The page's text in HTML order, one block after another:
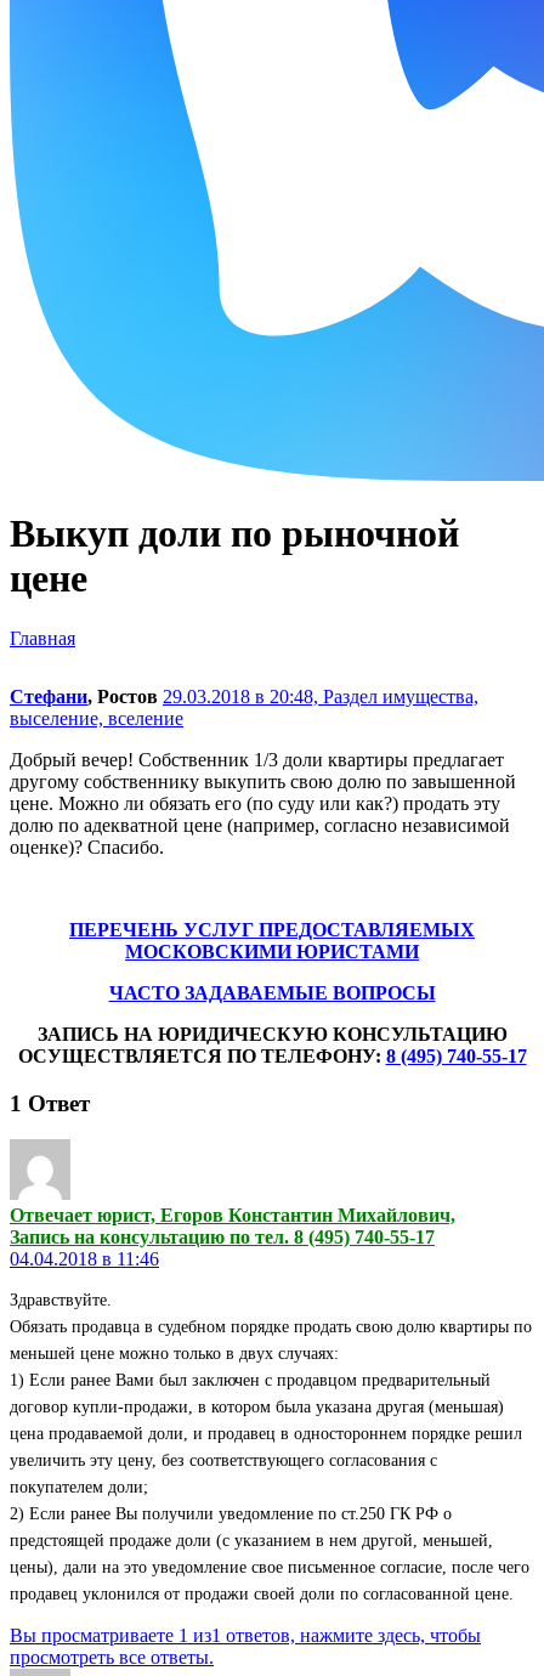
Выкуп доли по рыночной
цене
Главная
Стефани, Ростов 29.03.2018 в 20:48, Раздел имущества,
выселение, вселение
Добрый вечер! Собственник 1/3 доли квартиры предлагает
другому собственнику выкупить свою долю по завышенной
цене. Можно ли обязать его (по суду или как?) продать эту
долю по адекватной цене (например, согласно независимой
оценке)? Спасибо.
ПЕРЕЧЕНЬ УСЛУГ ПРЕДОСТАВЛЯЕМЫХ
МОСКОВСКИМИ ЮРИСТАМИ
ЧАСТО ЗАДАВАЕМЫЕ ВОПРОСЫ
ЗАПИСЬ НА ЮРИДИЧЕСКУЮ КОНСУЛЬТАЦИЮ
ОСУЩЕСТВЛЯЕТСЯ ПО ТЕЛЕФОНУ: 8 (495) 740-55-17
1 Ответ
Отвечает юрист, Егоров Константин Михайлович,
Запись на консультацию по тел. 8 (495) 740-55-17
04.04.2018 в 11:46
Здравствуйте.
Обязать продавца в судебном порядке продать свою долю квартиры по
меньшей цене можно только в двух случаях:
1) Если ранее Вами был заключен с продавцом предварительный
договор купли-продажи, в котором была указана другая (меньшая)
цена продаваемой доли, и продавец в одностороннем порядке решил
увеличить эту цену, без соответствующего согласования с
покупателем доли;
2) Если ранее Вы получили уведомление по ст.250 ГК РФ о
предстоящей продаже доли (с указанием в нем другой, меньшей,
цены), дали на это уведомление свое письменное согласие, после чего
продавец уклонился от продажи своей доли по согласованной цене.
Вы просматриваете 1 из1 ответов, нажмите здесь, чтобы
просмотреть все ответы.